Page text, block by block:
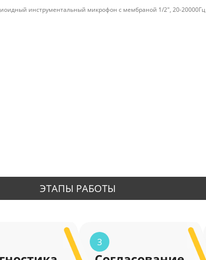
инструментальный микрофон с мембраной 1/2", 20-20000Гц
ЭТАПЫ РАБОТЫ
3